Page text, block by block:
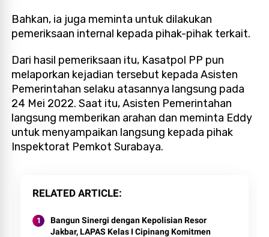
Bahkan, ia juga meminta untuk dilakukan
pemeriksaan internal kepada pihak-pihak terkait.
Dari hasil pemeriksaan itu, Kasatpol PP pun
melaporkan kejadian tersebut kepada Asisten
Pemerintahan selaku atasannya langsung pada
24 Mei 2022. Saat itu, Asisten Pemerintahan
langsung memberikan arahan dan meminta Eddy
untuk menyampaikan langsung kepada pihak
Inspektorat Pemkot Surabaya.
RELATED ARTICLE
Bangun Sinergi dengan Kepolisian Resor
Jakbar, LAPAS Kelas I Cipinang Komitmen